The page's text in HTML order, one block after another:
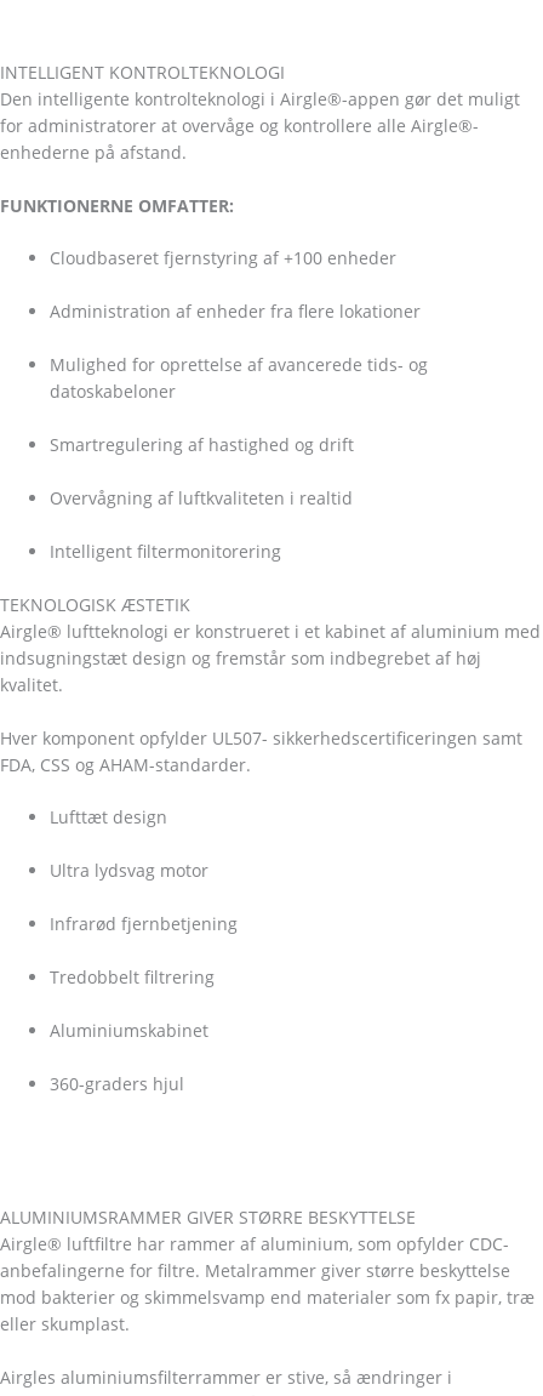
INTELLIGENT KONTROLTEKNOLOGI
Den intelligente kontrolteknologi i Airgle®-appen gør det muligt
for administratorer at overvåge og kontrollere alle Airgle®-
enhederne på afstand.
FUNKTIONERNE OMFATTER:
Cloudbaseret fjernstyring af +100 enheder
Administration af enheder fra flere lokationer
Mulighed for oprettelse af avancerede tids- og
datoskabeloner
Smartregulering af hastighed og drift
Overvågning af luftkvaliteten i realtid
Intelligent filtermonitorering
TEKNOLOGISK ÆSTETIK
Airgle® luftteknologi er konstrueret i et kabinet af aluminium med
indsugningstæt design og fremstår som indbegrebet af høj
kvalitet.
Hver komponent opfylder UL507- sikkerhedscertificeringen samt
FDA, CSS og AHAM-standarder.
Lufttæt design
Ultra lydsvag motor
Infrarød fjernbetjening
Tredobbelt filtrering
Aluminiumskabinet
360-graders hjul
ALUMINIUMSRAMMER GIVER STØRRE BESKYTTELSE
Airgle® luftfiltre har rammer af aluminium, som opfylder CDC-
anbefalingerne for filtre. Metalrammer giver større beskyttelse
mod bakterier og skimmelsvamp end materialer som fx papir, træ
eller skumplast.
Airgles aluminiumsfilterrammer er stive, så ændringer i